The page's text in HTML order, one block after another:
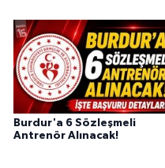
Burdur'a 6 Sözleşmeli
Antrenör Alınacak!